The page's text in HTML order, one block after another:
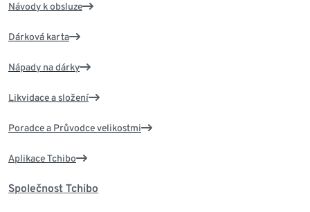
Návody k obsluze
Dárková karta
Nápady na dárky
Likvidace a složení
Poradce a Průvodce velikostmi
Aplikace Tchibo
Společnost Tchibo